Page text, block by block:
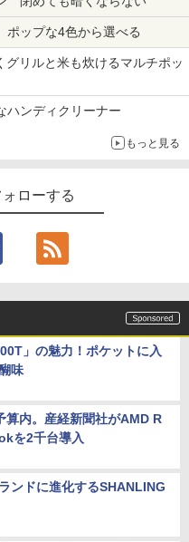
ップな4色から選べる
リルと米も炊けるマルチポッ
ハンディクリーナー
もっと見る
ローする
」の魅力！ポケットに入
味
算内。産経新聞社がAMD R
を2千台導入
ンドに進化するSHANLING